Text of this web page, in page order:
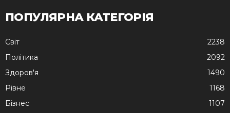
ПОПУЛЯРНА КАТЕГОРІЯ
Cвіт
2238
Політика
2092
Здоров'я
1490
Рівне
1168
Бізнес
1107